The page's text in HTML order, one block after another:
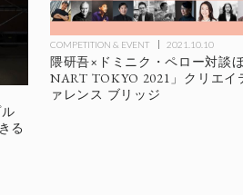
る
COMPETITION & EVENT 2021.10.10
隈研吾×ドミニク・ペロー対談
NART TOKYO 2021」クリエイ
ァレンス ブリッジ